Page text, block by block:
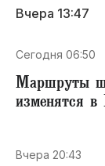
Вчера 13:47
Сегодня 06:50
Маршруты
изменятся
Вчера 20:43